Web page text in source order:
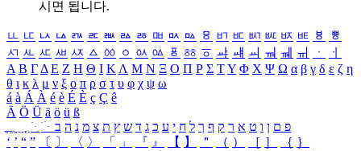
시면 됩니다.
ㅥ ㅦ ㅧ ㅨ ㅩ ㅪ ㅫ ㅬ ㅭ ㅮ ㅯ ㅰ ㅱ ㅲ ㅳ ㅴ ㅵ ㅶ ㅷ ㅸ
ㅹ
ㅺ ㅻ ㅼ ㅽ ㅾ ㅿ ㆀ ㆁ ㆂ ㆃ ㆄ ㆅ ㆆ ㆇ ㆈ ㆉ ㆊ ㆋ ㆌ ㆍ
ㆎ
Α Β ΓΔ Ε Ζ Η Θ Ι ΚΛ Μ Ν Ξ Ο Π Ρ Σ ΤΥ Φ Χ Ψ Ω α β γ δ ε ζ η
θ ι κ λ μ ν ξ ο π ρ σ τ υ φ χ ψ ω
á à Á À é è É È ç Ç ê
Ä Ö Ü ä ö ü ß
ִֶֹ ֻּ ׁׂ פ ם ן ו ט א ר ק ף ך ל ח י ע כ ג ד ש ץ ת צ מ נ ה ב
‘ ’ “ ” 〔 〕 〈 〉 「 」 『 』 【 】 ＂ （ ） ［ ］ ｛ ｝